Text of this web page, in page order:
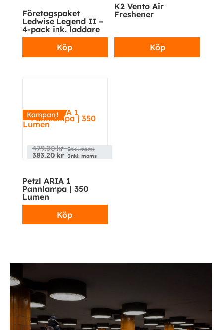
Företagspaket
Ledwise Legend II –
4-pack ink. laddare
Köp
K2 Vento Air
Freshener
Köp
Kampanj!
479.00kr Inkl. moms
383.20 kr Inkl. moms
Petzl ARIA 1
Pannlampa | 350
Lumen
Köp